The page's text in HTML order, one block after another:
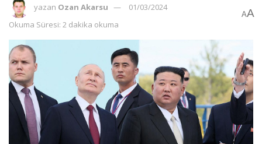
yazan Ozan Akarsu
01/03/2024
Okuma Süresi: 2 dakika okuma
AA